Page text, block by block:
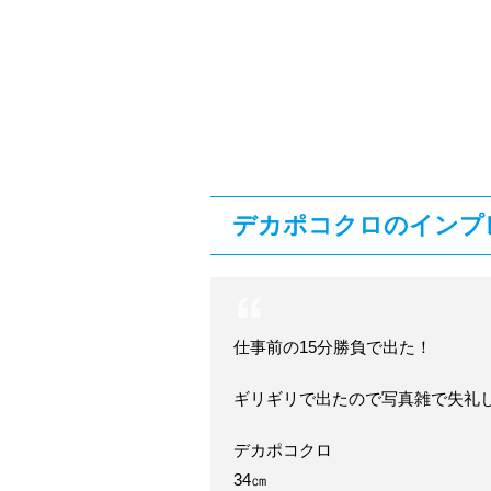
デカポコクロのインプ
仕事前の15分勝負で出た！
ギリギリで出たので写真雑で失礼
デカポコクロ
34㎝